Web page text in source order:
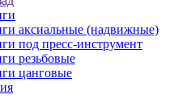
аксиальные (надвижные)
под пресс-инструмент
резьбовые
цанговые